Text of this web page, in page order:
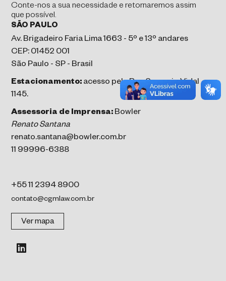
Conte-nos a sua necessidade e retornaremos assim
que possível.
SÃO PAULO
Av. Brigadeiro Faria Lima 1663 - 5º e 13º andares
CEP: 01452 001
São Paulo - SP - Brasil
Estacionamento: acesso pela Rua Sampaio Vidal
1145.
Assessoria de Imprensa: Bowler
Renato Santana
renato.santana@bowler.com.br
11 99996-6388
+55 11 2394 8900
contato@cgmlaw.com.br
Ver mapa